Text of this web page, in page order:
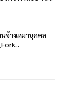
จ้างเหมาบุคคล